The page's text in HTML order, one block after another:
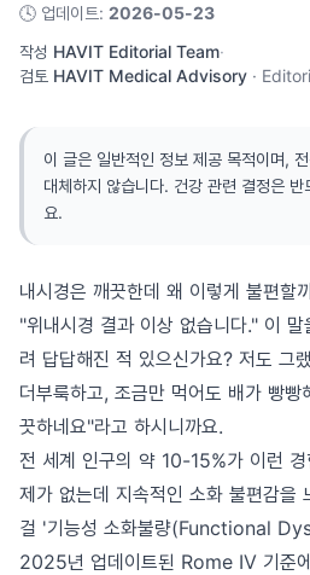
🕓 업데이트: 2026-05-23
작성 HAVIT Editorial Team·
검토 HAVIT Medical Advisory ·
이 글은 일반적인 정보 제공 목적이며,
대체하지 않습니다. 건강 관련 결정은
요.
내시경은 깨끗한데 왜 이렇게 불편할
"위내시경 결과 이상 없습니다." 이 말
려 답답해진 적 있으신가요? 저도 그
더부룩하고, 조금만 먹어도 배가 빵
끗하네요"라고 하시니까요.
전 세계 인구의 약 10-15%가 이런
제가 없는데 지속적인 소화 불편감을
걸 '기능성 소화불량(Functional
2025년 업데이트된 Rome IV 기준